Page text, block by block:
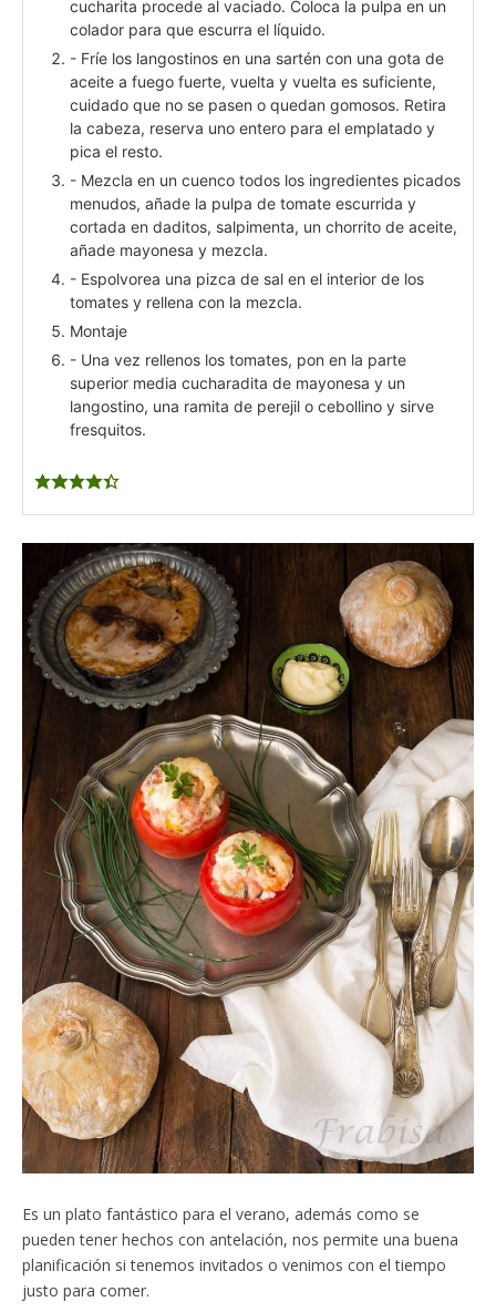
cucharita procede al vaciado. Coloca la pulpa en un
colador para que escurra el líquido.
- Fríe los langostinos en una sartén con una gota de
aceite a fuego fuerte, vuelta y vuelta es suficiente,
cuidado que no se pasen o quedan gomosos. Retira
la cabeza, reserva uno entero para el emplatado y
pica el resto.
- Mezcla en un cuenco todos los ingredientes picados
menudos, añade la pulpa de tomate escurrida y
cortada en daditos, salpimenta, un chorrito de aceite,
añade mayonesa y mezcla.
- Espolvorea una pizca de sal en el interior de los
tomates y rellena con la mezcla.
Montaje
- Una vez rellenos los tomates, pon en la parte
superior media cucharadita de mayonesa y un
langostino, una ramita de perejil o cebollino y sirve
fresquitos.
Es un plato fantástico para el verano, además como se
pueden tener hechos con antelación, nos permite una buena
planificación si tenemos invitados o venimos con el tiempo
justo para comer.